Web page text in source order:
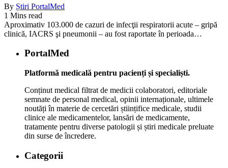
By Știri PortalMed
1 Mins read
Aproximativ 103.000 de cazuri de infecţii respiratorii acute – gripă
clinică, IACRS şi pneumonii – au fost raportate în perioada…
PortalMed
Platformă medicală pentru pacienți și specialiști.
Conținut medical filtrat de medicii colaboratori, editoriale
semnate de personal medical, opinii internaționale, ultimele
noutăți în materie de cercetări științifice medicale, studii
clinice ale medicamentelor, lansări de medicamente,
tratamente pentru diverse patologii și știri medicale preluate
din surse de încredere.
Categorii